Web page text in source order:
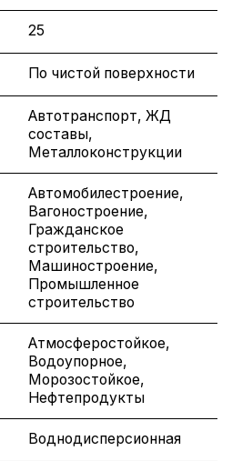
25
По чистой поверхности
Автотранспорт, ЖД
составы,
Металлоконструкции
Автомобилестроение,
Вагоностроение,
Гражданское
строительство,
Машиностроение,
Промышленное
строительство
Атмосферостойкое,
Водоупорное,
Морозостойкое,
Нефтепродукты
Воднодисперсионная